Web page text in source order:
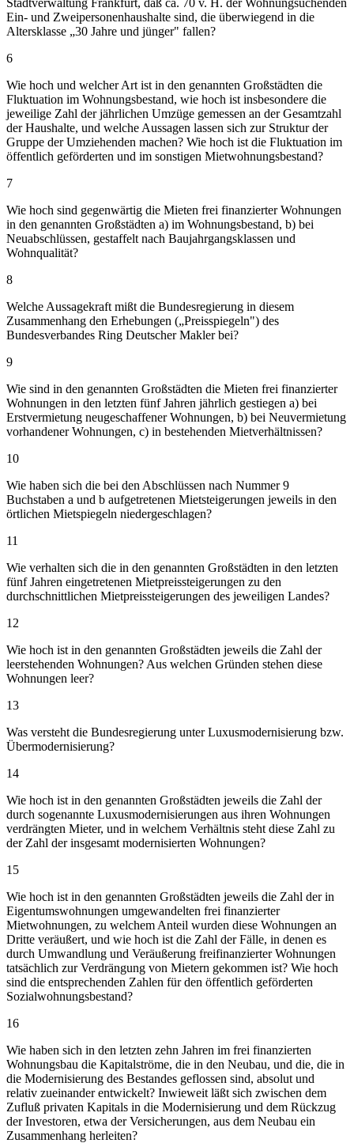
Ein- und Zweipersonenhaushalte sind, die überwiegend in die
Altersklasse „30 Jahre und jünger" fallen?
6
Wie hoch und welcher Art ist in den genannten Großstädten die
Fluktuation im Wohnungsbestand, wie hoch ist insbesondere die
jeweilige Zahl der jährlichen Umzüge gemessen an der Gesamtzahl
der Haushalte, und welche Aussagen lassen sich zur Struktur der
Gruppe der Umziehenden machen? Wie hoch ist die Fluktuation im
öffentlich geförderten und im sonstigen Mietwohnungsbestand?
7
Wie hoch sind gegenwärtig die Mieten frei finanzierter Wohnungen
in den genannten Großstädten a) im Wohnungsbestand, b) bei
Neuabschlüssen, gestaffelt nach Baujahrgangsklassen und
Wohnqualität?
8
Welche Aussagekraft mißt die Bundesregierung in diesem
Zusammenhang den Erhebungen („Preisspiegeln") des
Bundesverbandes Ring Deutscher Makler bei?
9
Wie sind in den genannten Großstädten die Mieten frei finanzierter
Wohnungen in den letzten fünf Jahren jährlich gestiegen a) bei
Erstvermietung neugeschaffener Wohnungen, b) bei Neuvermietung
vorhandener Wohnungen, c) in bestehenden Mietverhältnissen?
10
Wie haben sich die bei den Abschlüssen nach Nummer 9
Buchstaben a und b aufgetretenen Mietsteigerungen jeweils in den
örtlichen Mietspiegeln niedergeschlagen?
11
Wie verhalten sich die in den genannten Großstädten in den letzten
fünf Jahren eingetretenen Mietpreissteigerungen zu den
durchschnittlichen Mietpreissteigerungen des jeweiligen Landes?
12
Wie hoch ist in den genannten Großstädten jeweils die Zahl der
leerstehenden Wohnungen? Aus welchen Gründen stehen diese
Wohnungen leer?
13
Was versteht die Bundesregierung unter Luxusmodernisierung bzw.
Übermodernisierung?
14
Wie hoch ist in den genannten Großstädten jeweils die Zahl der
durch sogenannte Luxusmodernisierungen aus ihren Wohnungen
verdrängten Mieter, und in welchem Verhältnis steht diese Zahl zu
der Zahl der insgesamt modernisierten Wohnungen?
15
Wie hoch ist in den genannten Großstädten jeweils die Zahl der in
Eigentumswohnungen umgewandelten frei finanzierter
Mietwohnungen, zu welchem Anteil wurden diese Wohnungen an
Dritte veräußert, und wie hoch ist die Zahl der Fälle, in denen es
durch Umwandlung und Veräußerung freifinanzierter Wohnungen
tatsächlich zur Verdrängung von Mietern gekommen ist? Wie hoch
sind die entsprechenden Zahlen für den öffentlich geförderten
Sozialwohnungsbestand?
16
Wie haben sich in den letzten zehn Jahren im frei finanzierten
Wohnungsbau die Kapitalströme, die in den Neubau, und die, die in
die Modernisierung des Bestandes geflossen sind, absolut und
relativ zueinander entwickelt? Inwieweit läßt sich zwischen dem
Zufluß privaten Kapitals in die Modernisierung und dem Rückzug
der Investoren, etwa der Versicherungen, aus dem Neubau ein
Zusammenhang herleiten?